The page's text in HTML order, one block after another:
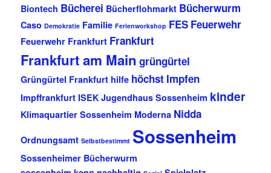
Biontech Bücherei Bücherflohmarkt Bücherwurm
Caso Demokratie Familie Ferienworkshop FES Feuerwehr
Feuerwehr Frankfurt Frankfurt
Frankfurt am Main grüngürtel
Grüngürtel Frankfurt hilfe höchst Impfen
Impffrankfurt ISEK Jugendhaus Sossenheim kinder
Klimaquartier Sossenheim Moderna Nidda
Ordnungsamt Selbstbestimmt Sossenheim
Sossenheimer Bücherwurm